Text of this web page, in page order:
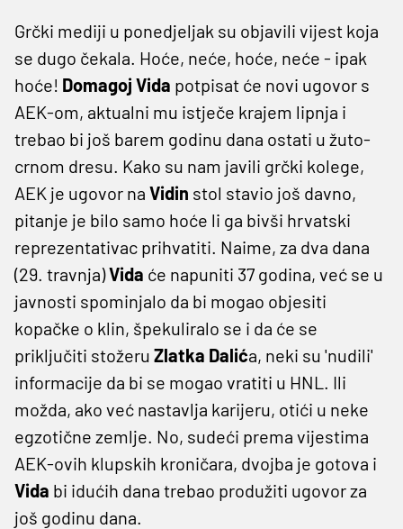
Grčki mediji u ponedjeljak su objavili vijest koja
se dugo čekala. Hoće, neće, hoće, neće - ipak
hoće! Domagoj Vida potpisat će novi ugovor s
AEK-om, aktualni mu istječe krajem lipnja i
trebao bi još barem godinu dana ostati u žuto-
crnom dresu. Kako su nam javili grčki kolege,
AEK je ugovor na Vidin stol stavio još davno,
pitanje je bilo samo hoće li ga bivši hrvatski
reprezentativac prihvatiti. Naime, za dva dana
(29. travnja)Vida će napuniti 37 godina, već se u
javnosti spominjalo da bi mogao objesiti
kopačke o klin, špekuliralo se i da će se
priključiti stožeru Zlatka Dalića, neki su 'nudili'
informacije da bi se mogao vratiti u HNL. Ili
možda, ako već nastavlja karijeru, otići u neke
egzotične zemlje. No, sudeći prema vijestima
AEK-ovih klupskih kroničara, dvojba je gotova i
Vida bi idućih dana trebao produžiti ugovor za
još godinu dana.